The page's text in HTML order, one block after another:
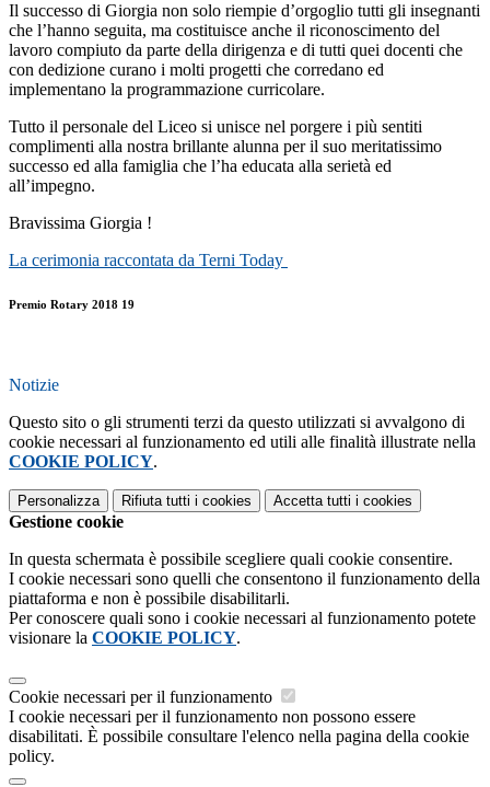
Il successo di Giorgia non solo riempie d’orgoglio tutti gli insegnanti
che l’hanno seguita, ma costituisce anche il riconoscimento del
lavoro compiuto da parte della dirigenza e di tutti quei docenti che
con dedizione curano i molti progetti che corredano ed
implementano la programmazione curricolare.
Tutto il personale del Liceo si unisce nel porgere i più sentiti
complimenti alla nostra brillante alunna per il suo meritatissimo
successo ed alla famiglia che l’ha educata alla serietà ed
all’impegno.
Bravissima Giorgia !
La cerimonia raccontata da Terni Today
Premio Rotary 2018 19
Notizie
Questo sito o gli strumenti terzi da questo utilizzati si avvalgono di
cookie necessari al funzionamento ed utili alle finalità illustrate nella
COOKIE POLICY.
Personalizza Rifiuta tutti i cookies Accetta tutti i cookies
Gestione cookie
In questa schermata è possibile scegliere quali cookie consentire.
I cookie necessari sono quelli che consentono il funzionamento della
piattaforma e non è possibile disabilitarli.
Per conoscere quali sono i cookie necessari al funzionamento potete
visionare la COOKIE POLICY.
Cookie necessari per il funzionamento
I cookie necessari per il funzionamento non possono essere
disabilitati. È possibile consultare l'elenco nella pagina della cookie
policy.